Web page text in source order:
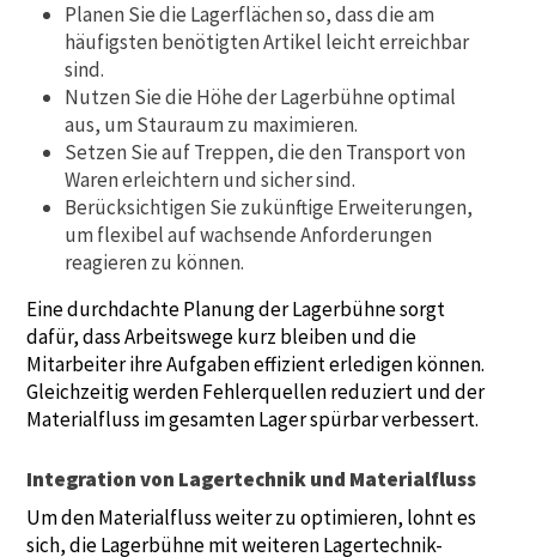
Planen Sie die Lagerflächen so, dass die am
häufigsten benötigten Artikel leicht erreichbar
sind.
Nutzen Sie die Höhe der Lagerbühne optimal
aus, um Stauraum zu maximieren.
Setzen Sie auf Treppen, die den Transport von
Waren erleichtern und sicher sind.
Berücksichtigen Sie zukünftige Erweiterungen,
um flexibel auf wachsende Anforderungen
reagieren zu können.
Eine durchdachte Planung der Lagerbühne sorgt
dafür, dass Arbeitswege kurz bleiben und die
Mitarbeiter ihre Aufgaben effizient erledigen können.
Gleichzeitig werden Fehlerquellen reduziert und der
Materialfluss im gesamten Lager spürbar verbessert.
Integration von Lagertechnik und Materialfluss
Um den Materialfluss weiter zu optimieren, lohnt es
sich, die Lagerbühne mit weiteren Lagertechnik-